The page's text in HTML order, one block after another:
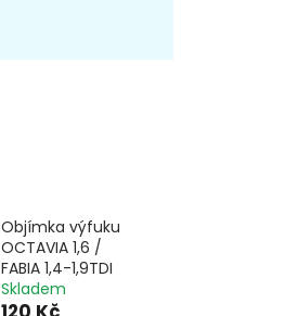
Objímka výfuku
OCTAVIA 1,6 /
FABIA 1,4-1,9TDI
Skladem